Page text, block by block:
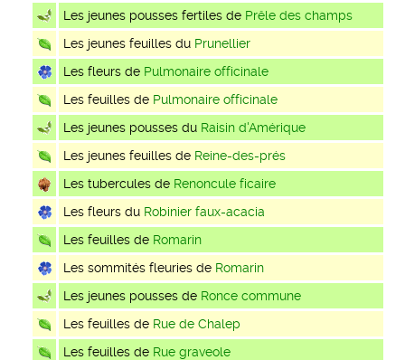
Les jeunes pousses fertiles de Prêle des champs
Les jeunes feuilles du Prunellier
Les fleurs de Pulmonaire officinale
Les feuilles de Pulmonaire officinale
Les jeunes pousses du Raisin d'Amérique
Les jeunes feuilles de Reine-des-prés
Les tubercules de Renoncule ficaire
Les fleurs du Robinier faux-acacia
Les feuilles de Romarin
Les sommités fleuries de Romarin
Les jeunes pousses de Ronce commune
Les feuilles de Rue de Chalep
Les feuilles de Rue graveole